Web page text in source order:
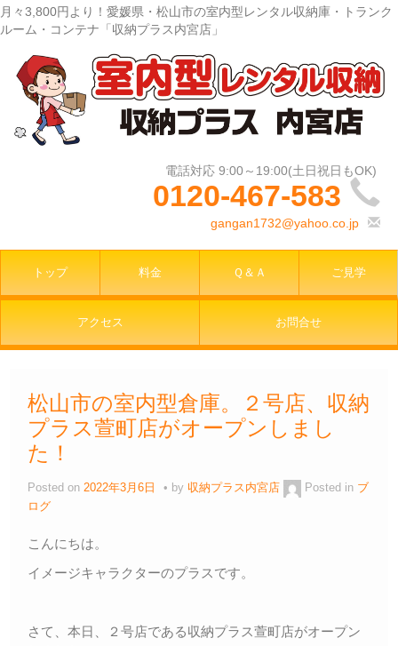
月々3,800円より！愛媛県・松山市の室内型レンタル収納庫・トランク
ルーム・コンテナ「収納プラス内宮店」
0120-467-583
gangan1732@yahoo.co.jp
トップ 料金 Ｑ＆Ａ ご見学
アクセス お問合せ
松山市の室内型倉庫。２号店、収納
プラス萱町店がオープンしまし
た！
Posted on 2022年3月6日 by 収納プラス内宮店 Posted in ブ
ログ
こんにちは。
イメージキャラクターのプラスです。
さて、本日、２号店である収納プラス萱町店がオープン